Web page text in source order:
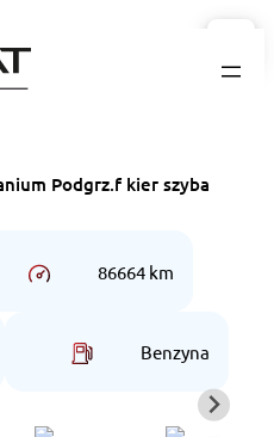
Podgrz.f kier szyba
86664 km
Benzyna